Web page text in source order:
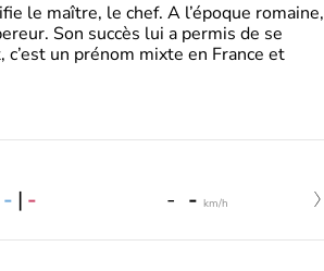
le maître, le chef. A l’époque romaine,
Son succès lui a permis de se
un prénom mixte en France et
- | - - - km/h